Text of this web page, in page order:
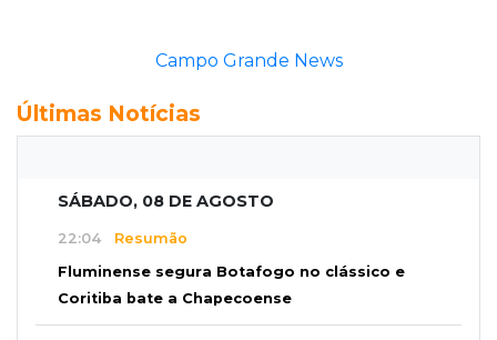
Últimas Notícias
SÁBADO, 08 DE AGOSTO
22:04 Resumão
Fluminense segura Botafogo no clássico e
Coritiba bate a Chapecoense